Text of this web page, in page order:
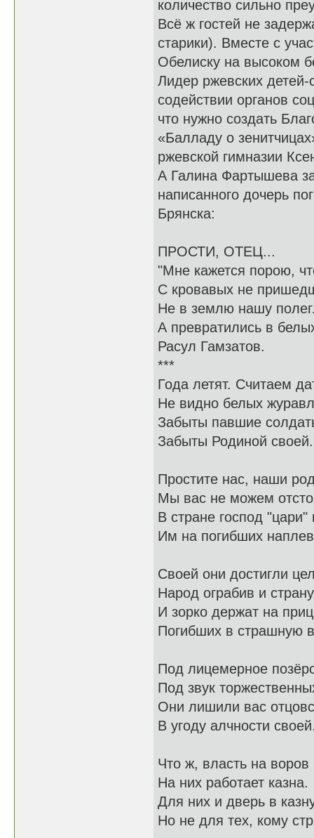
количество сильно
Всё ж гостей не
старики). Вместе с
Обелиску на высоком
Лидер ржевских
содействии органов
что нужно создать
«Балладу о
ржевской гимназии
А Галина Фартышева
написанного дочерь
Брянска:
ПРОСТИ, ОТЕЦ...
"Мне кажется порою,
С кровавых не
Не в землю нашу
А превратились в
Расул Гамзатов.
***
Года летят. Считаем
Не видно белых
Забыты павшие
Забыты Родиной своей.
Простите нас, наши
Мы вас не можем
В стране господ "цари"
Им на погибших
Своей они достигли
Народ ограбив и
И зорко держат на
Погибших в страшную
Под лицемерное
Под звук
Они лишили вас
В угоду алчности
Что ж, власть на
На них работает казна.
Для них и дверь в
Но не для тех, кому